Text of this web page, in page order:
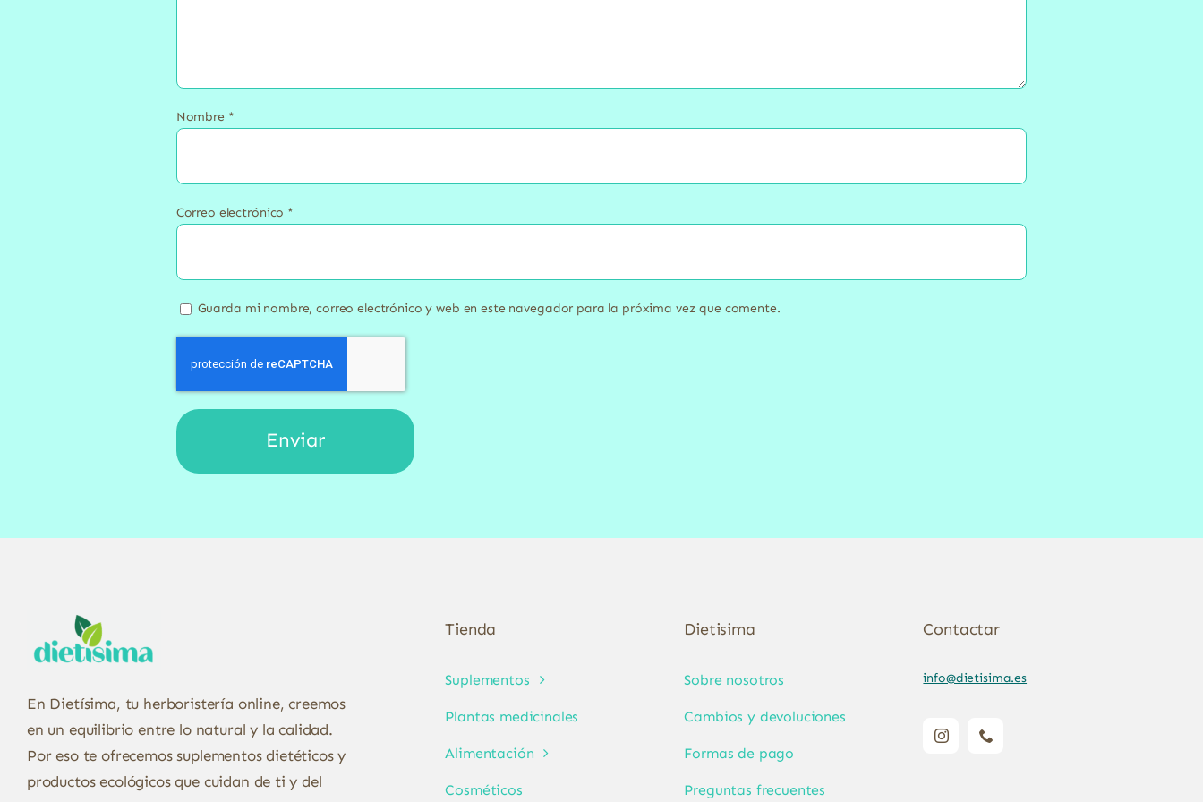
Nombre *
Correo electrónico *
Guarda mi nombre, correo electrónico y web en este navegador para la próxima vez que comente.
En Dietísima, tu herboristería online, creemos
en un equilibrio entre lo natural y la calidad.
Por eso te ofrecemos suplementos dietéticos y
productos ecológicos que cuidan de ti y del
Tienda
Suplementos
Plantas medicinales
Alimentación
Cosméticos
Dietisima
Sobre nosotros
Cambios y devoluciones
Formas de pago
Preguntas frecuentes
Contactar
info@dietisima.es